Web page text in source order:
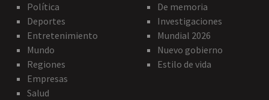
Política
Deportes
Entretenimiento
Mundo
Regiones
Empresas
Salud
De memoria
Investigaciones
Mundial 2026
Nuevo gobierno
Estilo de vida